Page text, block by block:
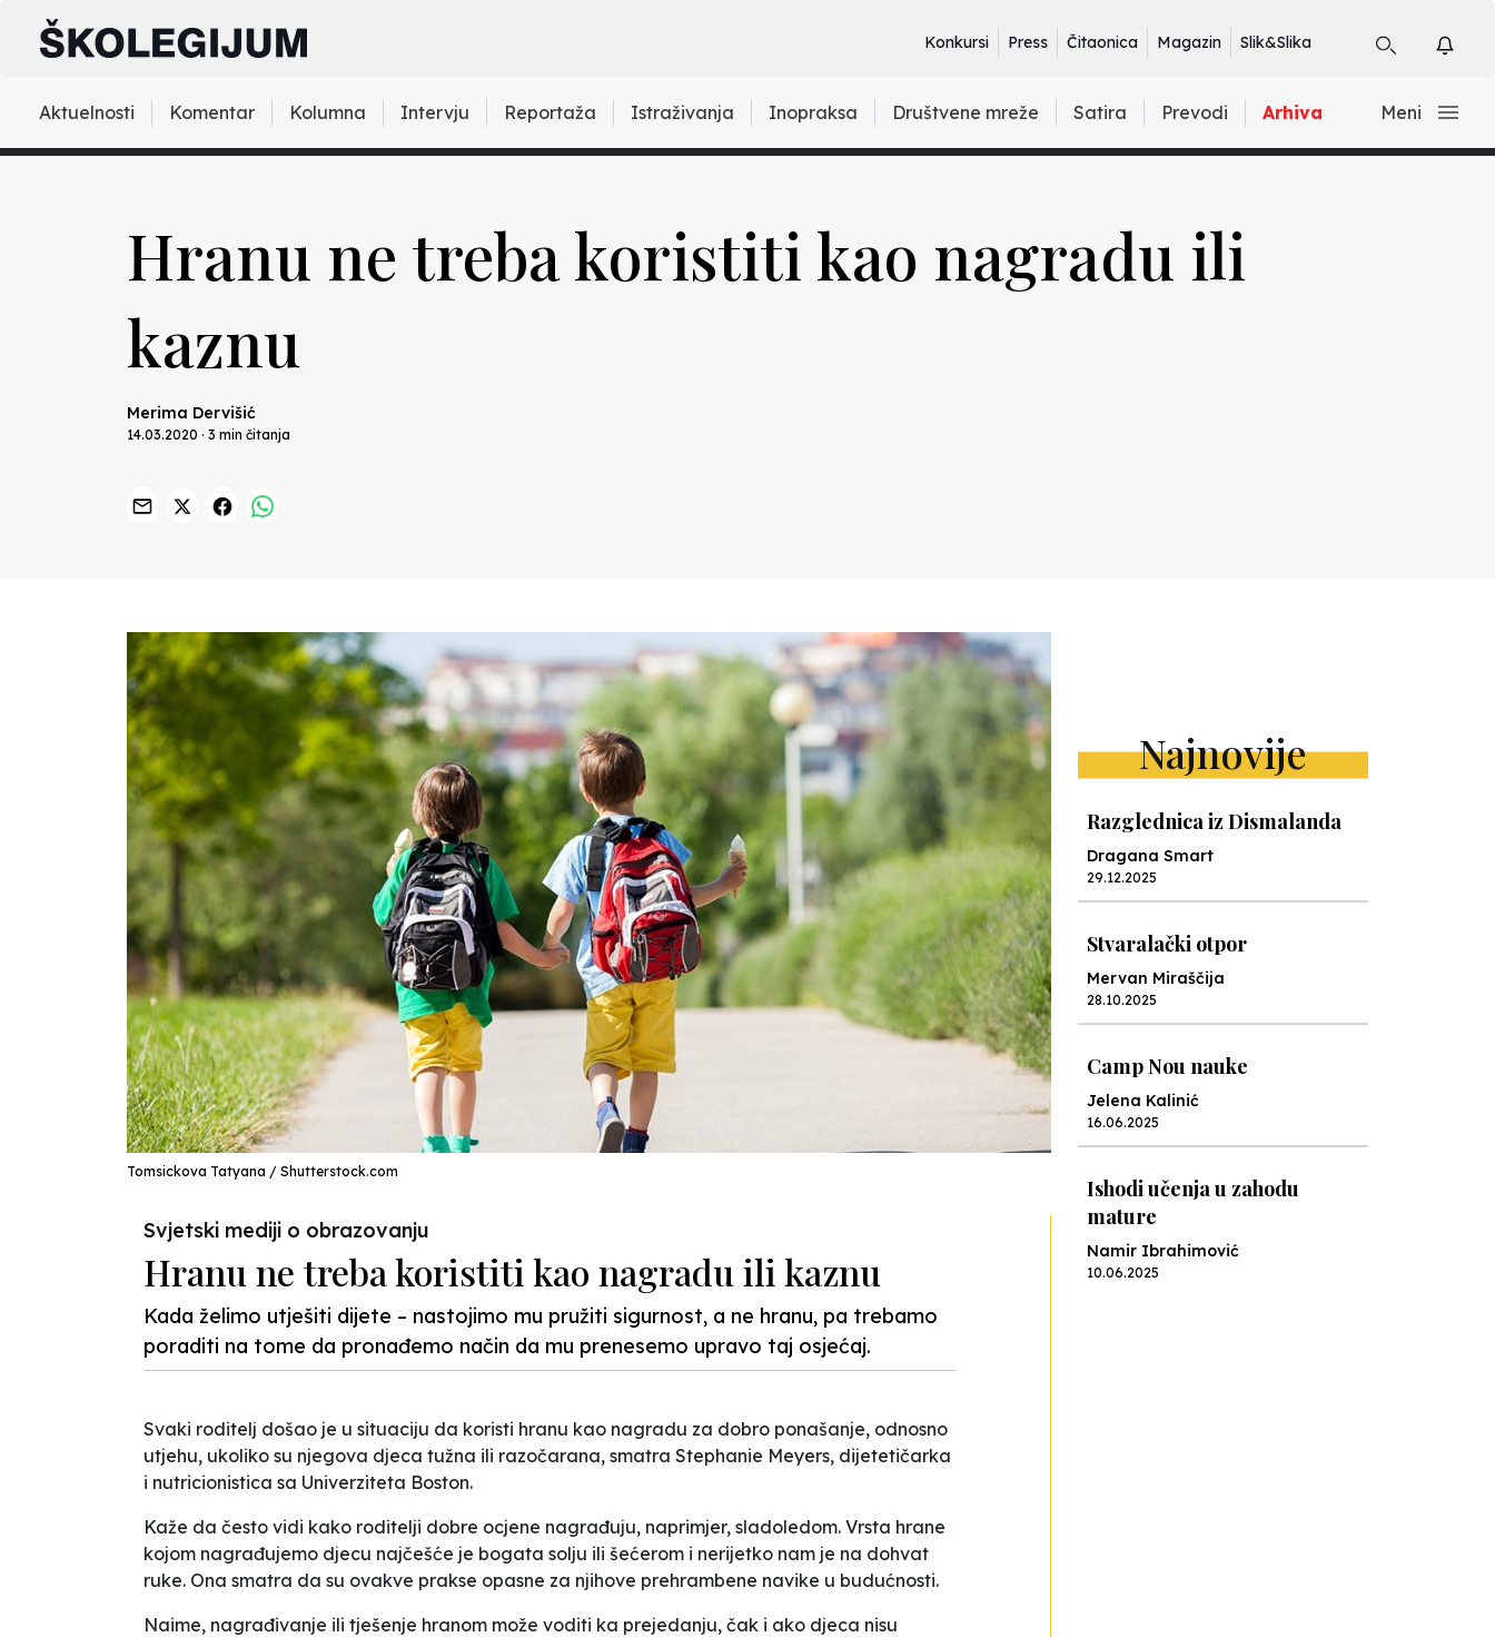
Konkursi Press Čitaonica Magazin Slik&Slika
Aktuelnosti Komentar Kolumna Intervju Reportaža Istraživanja Inopraksa Društvene mreže Satira Prevodi Arhiva Meni
Hranu ne treba koristiti kao nagradu ili
kaznu
Merima Dervišić
14.03.2020 · 3 min čitanja
Tomsickova Tatyana / Shutterstock.com
Svjetski mediji o obrazovanju
Hranu ne treba koristiti kao nagradu ili kaznu
Kada želimo utješiti dijete – nastojimo mu pružiti sigurnost, a ne hranu, pa trebamo
poraditi na tome da pronađemo način da mu prenesemo upravo taj osjećaj.
Svaki roditelj došao je u situaciju da koristi hranu kao nagradu za dobro ponašanje, odnosno
utjehu, ukoliko su njegova djeca tužna ili razočarana, smatra Stephanie Meyers, dijetetičarka
i nutricionistica sa Univerziteta Boston.
Kaže da često vidi kako roditelji dobre ocjene nagrađuju, naprimjer, sladoledom. Vrsta hrane
kojom nagrađujemo djecu najčešće je bogata solju ili šećerom i nerijetko nam je na dohvat
ruke. Ona smatra da su ovakve prakse opasne za njihove prehrambene navike u budućnosti.
Naime, nagrađivanje ili tješenje hranom može voditi ka prejedanju, čak i ako djeca nisu
Najnovije
Razglednica iz Dismalanda
Dragana Smart
29.12.2025
Stvaralački otpor
Mervan Miraščija
28.10.2025
Camp Nou nauke
Jelena Kalinić
16.06.2025
Ishodi učenja u zahodu
mature
Namir Ibrahimović
10.06.2025